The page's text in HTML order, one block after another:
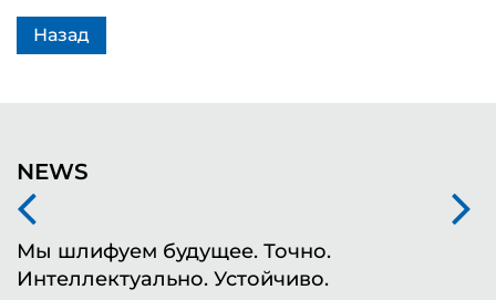
Назад
NEWS
Мы шлифуем будущее. Точно.
Интеллектуально. Устойчиво.